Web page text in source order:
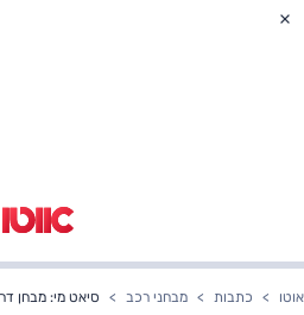
אוטו כתבות מבחני רכב סיאט מי: מבחן